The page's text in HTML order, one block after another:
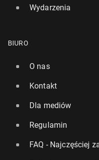
Wydarzenia
BIURO
O nas
Kontakt
Dla mediów
Regulamin
FAQ - Najczęściej